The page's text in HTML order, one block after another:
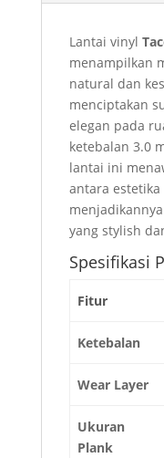
Lantai vinyl
menampilkan
natural dan
menciptakan
elegan pada
ketebalan 3.0
lantai ini
antara
yang stylish
Spesifikasi
Fitur
Ketebalan
Wear Layer
Ukuran
Plank